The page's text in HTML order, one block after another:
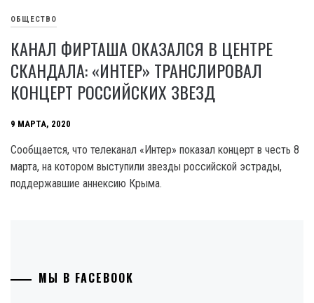
ОБЩЕСТВО
КАНАЛ ФИРТАША ОКАЗАЛСЯ В ЦЕНТРЕ
СКАНДАЛА: «ИНТЕР» ТРАНСЛИРОВАЛ
КОНЦЕРТ РОССИЙСКИХ ЗВЕЗД
9 МАРТА, 2020
Сообщается, что телеканал «Интер» показал концерт в честь 8
марта, на котором выступили звезды российской эстрады,
поддержавшие аннексию Крыма.
МЫ В FACEBOOK